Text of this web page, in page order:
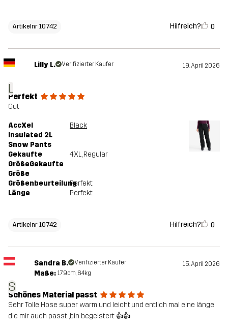
Artikelnr 10742 Hilfreich? 0
L
Lilly L. Verifizierter Käufer 19. April 2026
Perfekt
Gut
AccXel
Insulated 2L
Snow Pants
Black
Gekaufte
GrößeGekaufte
Größe
4XL, Regular
GrößenbeurteilungPerfekt
Länge
Perfekt
Artikelnr 10742 Hilfreich? 0
S
Sandra B. Verifizierter Käufer 15. April 2026
Maße: 179cm, 64kg
Schönes Material passt
Sehr Tolle Hose super warm und leicht,und entlich mal eine länge
die mir auch passt ,bin begeistert 👍👍